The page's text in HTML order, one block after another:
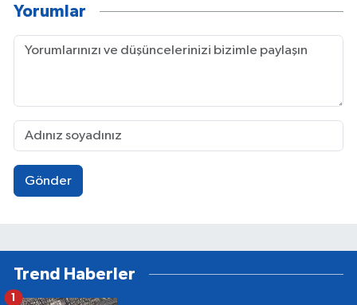
Yorumlar
Gönder
Trend Haberler
1